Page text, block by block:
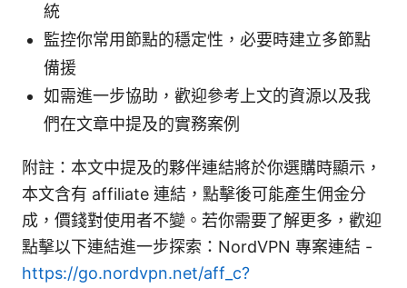
統
監控你常用節點的穩定性，必要時建立多節點
備援
如需進一步協助，歡迎參考上文的資源以及我
們在文章中提及的實務案例
附註：本文中提及的夥伴連結將於你選購時顯示，
本文含有 affiliate 連結，點擊後可能產生佣金分
成，價錢對使用者不變。若你需要了解更多，歡迎
點擊以下連結進一步探索：NordVPN 專案連結 -
https://go.nordvpn.net/aff_c?